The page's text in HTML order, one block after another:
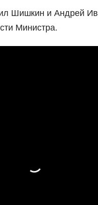
Шишкин и Андрей
Министра.